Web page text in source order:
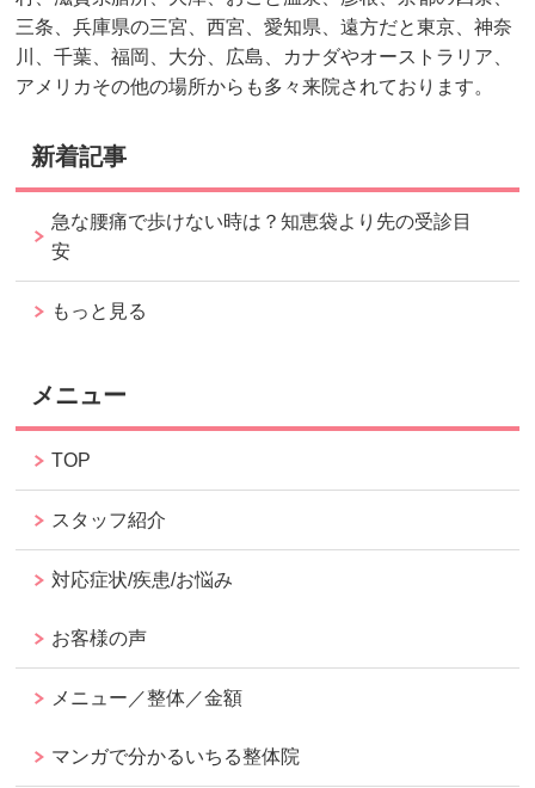
三条、兵庫県の三宮、西宮、愛知県、遠方だと東京、神奈
川、千葉、福岡、大分、広島、カナダやオーストラリア、
アメリカその他の場所からも多々来院されております。
新着記事
急な腰痛で歩けない時は？知恵袋より先の受診目
安
もっと見る
メニュー
TOP
スタッフ紹介
対応症状/疾患/お悩み
お客様の声
メニュー／整体／金額
マンガで分かるいちる整体院